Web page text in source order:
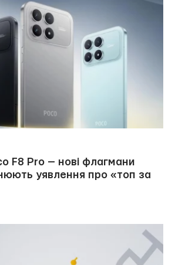
F8 Pro — нові флагмани
уявлення про «топ за